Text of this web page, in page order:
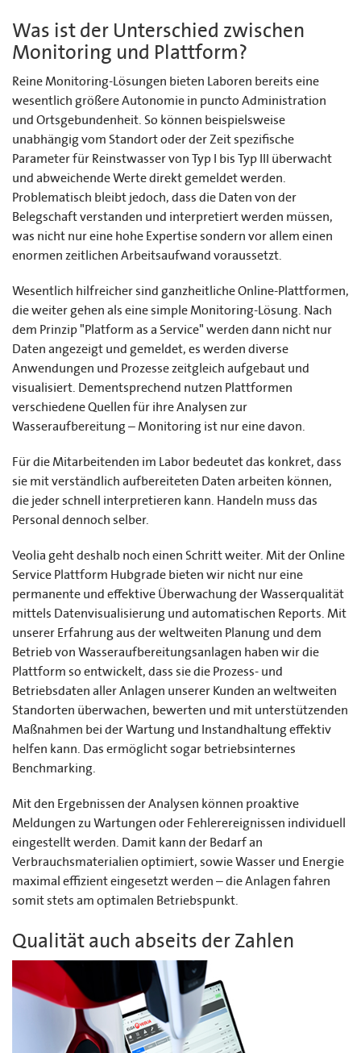
Was ist der Unterschied zwischen
Monitoring und Plattform?
Reine Monitoring-Lösungen bieten Laboren bereits eine
wesentlich größere Autonomie in puncto Administration
und Ortsgebundenheit. So können beispielsweise
unabhängig vom Standort oder der Zeit spezifische
Parameter für Reinstwasser von Typ I bis Typ III überwacht
und abweichende Werte direkt gemeldet werden.
Problematisch bleibt jedoch, dass die Daten von der
Belegschaft verstanden und interpretiert werden müssen,
was nicht nur eine hohe Expertise sondern vor allem einen
enormen zeitlichen Arbeitsaufwand voraussetzt.
Wesentlich hilfreicher sind ganzheitliche Online-Plattformen,
die weiter gehen als eine simple Monitoring-Lösung. Nach
dem Prinzip "Platform as a Service" werden dann nicht nur
Daten angezeigt und gemeldet, es werden diverse
Anwendungen und Prozesse zeitgleich aufgebaut und
visualisiert. Dementsprechend nutzen Plattformen
verschiedene Quellen für ihre Analysen zur
Wasseraufbereitung – Monitoring ist nur eine davon.
Für die Mitarbeitenden im Labor bedeutet das konkret, dass
sie mit verständlich aufbereiteten Daten arbeiten können,
die jeder schnell interpretieren kann. Handeln muss das
Personal dennoch selber.
Veolia geht deshalb noch einen Schritt weiter. Mit der Online
Service Plattform Hubgrade bieten wir nicht nur eine
permanente und effektive Überwachung der Wasserqualität
mittels Datenvisualisierung und automatischen Reports. Mit
unserer Erfahrung aus der weltweiten Planung und dem
Betrieb von Wasseraufbereitungsanlagen haben wir die
Plattform so entwickelt, dass sie die Prozess- und
Betriebsdaten aller Anlagen unserer Kunden an weltweiten
Standorten überwachen, bewerten und mit unterstützenden
Maßnahmen bei der Wartung und Instandhaltung effektiv
helfen kann. Das ermöglicht sogar betriebsinternes
Benchmarking.
Mit den Ergebnissen der Analysen können proaktive
Meldungen zu Wartungen oder Fehlerereignissen individuell
eingestellt werden. Damit kann der Bedarf an
Verbrauchsmaterialien optimiert, sowie Wasser und Energie
maximal effizient eingesetzt werden – die Anlagen fahren
somit stets am optimalen Betriebspunkt.
Qualität auch abseits der Zahlen